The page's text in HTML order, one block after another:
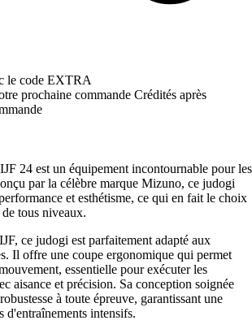
le code EXTRA
prochaine commande Crédités après
24 est un équipement incontournable pour les
par la célèbre marque Mizuno, ce judogi
et esthétisme, ce qui en fait le choix
tous niveaux.
ce judogi est parfaitement adapté aux
Il offre une coupe ergonomique qui permet
essentielle pour exécuter les
aisance et précision. Sa conception soignée
à toute épreuve, garantissant une
d'entraînements intensifs.